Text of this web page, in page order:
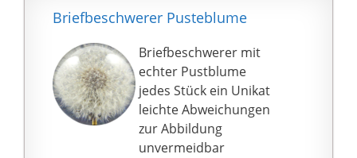
Briefbeschwerer Pusteblume
Briefbeschwerer mit
echter Pustblume
jedes Stück ein Unikat
leichte Abweichungen
zur Abbildung
unvermeidbar